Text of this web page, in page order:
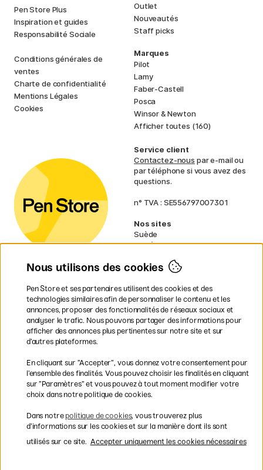
Pen Store Plus
Inspiration et guides
Responsabilité Sociale
Conditions générales de
ventes
Charte de confidentialité
Mentions Légales
Cookies
Outlet
Nouveautés
Staff picks
Marques
Pilot
Lamy
Faber-Castell
Posca
Winsor & Newton
Afficher toutes (160)
Service client
Contactez-nous par e-mail ou
par téléphone si vous avez des
questions.
n° TVA : SE556797007301
Nos sites
Suède
Norvège
Finlande
Irlande
Pays-Bas
Royaume-Uni
UE
volumineux.
Les modes de paiement
Nous utilisons des cookies
Pen Store et ses partenaires utilisent des cookies et des
technologies similaires afin de personnaliser le contenu et les
annonces, proposer des fonctionnalités de réseaux sociaux et
analyser le trafic. Nous pouvons partager des informations pour
afficher des annonces plus pertinentes sur notre site et sur
d’autres plateformes.
En cliquant sur ”Accepter”, vous donnez votre consentement pour
l’ensemble des finalités. Vous pouvez choisir les finalités en cliquant
sur ”Paramètres” et vous pouvez à tout moment modifier votre
choix dans notre politique de cookies.
Dans notre politique de cookies, vous trouverez plus
d’informations sur les cookies et sur la manière dont ils sont
utilisés sur ce site. Accepter uniquement les cookies nécessaires